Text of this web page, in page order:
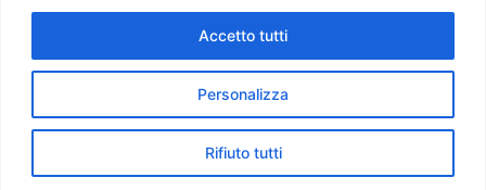
Personalizza
Rifiuto tutti
Accetto tutti
Chiama ora